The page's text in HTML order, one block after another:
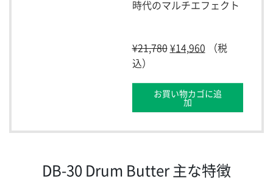
時代のマルチエフェクト
¥21,780¥14,960
（税
込）
お買い物カゴに追
加
DB-30 Drum Butter 主な特徴